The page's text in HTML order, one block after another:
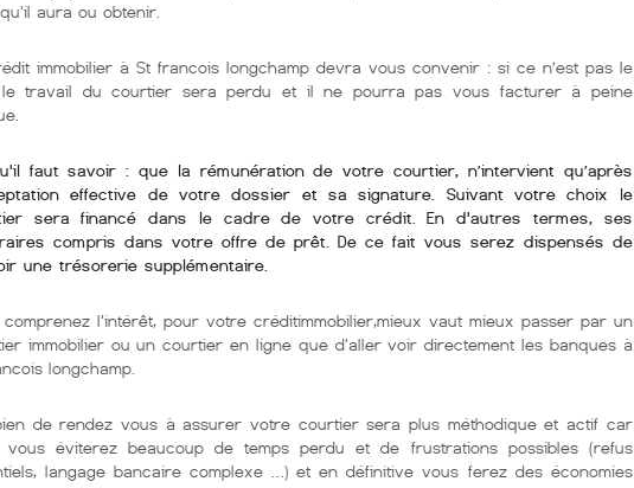
aura ou obtenir.
immobilier à St francois longchamp devra vous convenir : si ce n’est pas le
travail du courtier sera perdu et il ne pourra pas vous facturer à peine
faut savoir : que la rémunération de votre courtier, n’intervient qu’après
effective de votre dossier et sa signature. Suivant votre choix le
sera financé dans le cadre de votre crédit. En d'autres termes, ses
compris dans votre offre de prêt. De ce fait vous serez dispensés de
une trésorerie supplémentaire.
comprenez l'intérêt, pour votre créditimmobilier,mieux vaut mieux passer par un
immobilier ou un courtier en ligne que d'aller voir directement les banques à
longchamp.
de rendez vous à assurer votre courtier sera plus méthodique et actif car
vous éviterez beaucoup de temps perdu et de frustrations possibles (refus
langage bancaire complexe …) et en définitive vous ferez des économies